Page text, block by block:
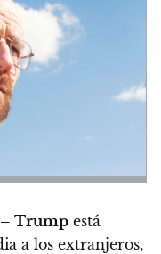
Trump está
a los extranjeros,